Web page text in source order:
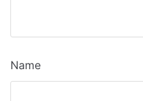
Name